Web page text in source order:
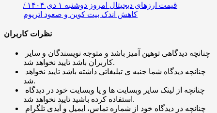
قیمت ارز‌های دیجیتال امروز دوشنبه ۱ دی ۱۴۰۴ /
کاهش اندک بیت کوین و صعود اتریوم
نظرات کاربران
کاربران باشد تایید نخواهد شد.
شد.
استفاده کرده باشید تایید نخواهد شد.